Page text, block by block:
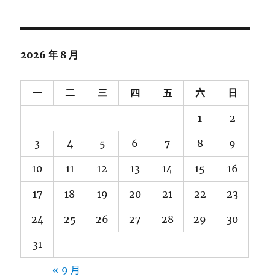
鍵
2026 年 8 月
一 二 三 四 五 六 日
1 2
3 4 5 6 7 8 9
10 11 12 13 14 15 16
17 18 19 20 21 22 23
24 25 26 27 28 29 30
31
« 9 月